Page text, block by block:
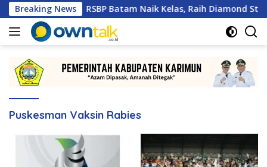
Langsung
ke
konten
Breaking NewsRSBP Batam Naik Kelas, Raih Diamond Status
Puskesman Vaksin Rabies